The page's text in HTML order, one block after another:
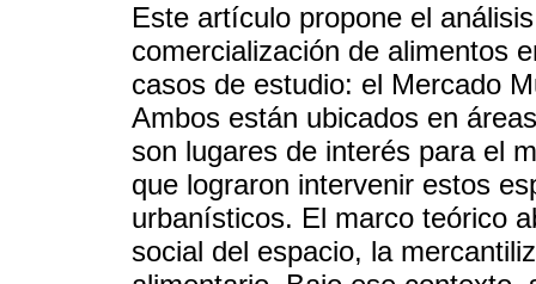
Este artículo propone el
comercialización de alimentos
casos de estudio: el Mercado
Ambos están ubicados en
son lugares de interés para el
que lograron intervenir estos
urbanísticos. El marco teórico
social del espacio, la